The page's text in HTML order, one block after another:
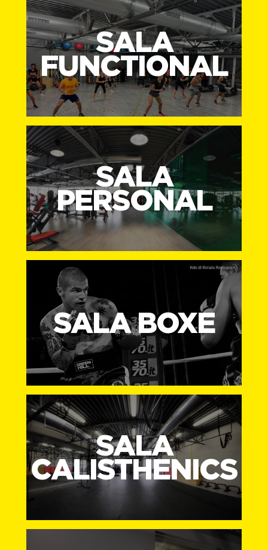
SALA
FUNCTIONAL
SALA
PERSONAL
SALA BOXE
SALA
CALISTHENICS